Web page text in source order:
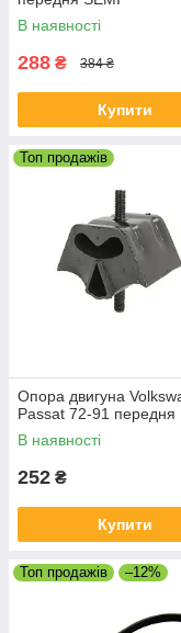
В наявності
288 ₴ 384 ₴
Купити
Топ продажів
Опора двигуна
Passat 72-91 передня
В наявності
252 ₴
Купити
Топ продажів –12%